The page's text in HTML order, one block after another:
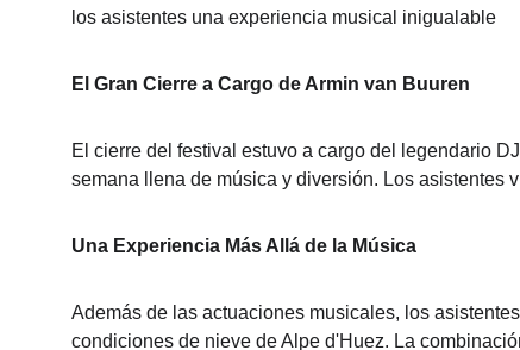
los asistentes una experiencia musical inigualable
El Gran Cierre a Cargo de Armin van Buuren
El cierre del festival estuvo a cargo del legendario
semana llena de música y diversión. Los asistentes
Una Experiencia Más Allá de la Música
Además de las actuaciones musicales, los
condiciones de nieve de Alpe d'Huez. La